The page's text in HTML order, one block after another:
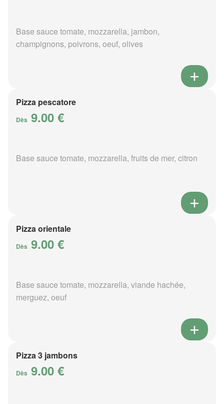
Base sauce tomate, mozzarella, jambon,
champignons, poivrons, oeuf, olives
Pizza pescatore
Dès 9.00 €
Base sauce tomate, mozzarella, fruits de mer, citron
Pizza orientale
Dès 9.00 €
Base sauce tomate, mozzarella, viande hachée,
merguez, oeuf
Pizza 3 jambons
Dès 9.00 €